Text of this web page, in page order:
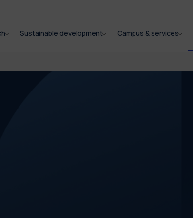
Sustainable development Campus & services